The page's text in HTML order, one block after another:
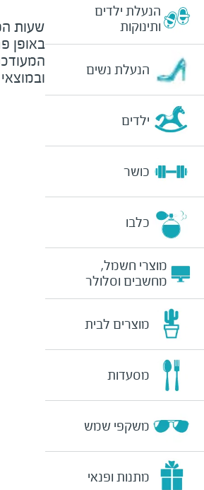
הנעלת ילדים
ותינוקות
הנעלת נשים
ילדים
כושר
כלבו
מוצרי חשמל,
מחשבים וסלולר
מוצרים לבית
מסעדות
משקפי שמש
מתנות ופנאי
שעות
באופן